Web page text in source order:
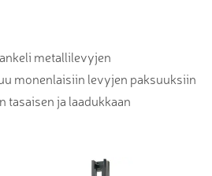
metallilevyjen
monenlaisiin levyjen paksuuksiin
tasaisen ja laadukkaan